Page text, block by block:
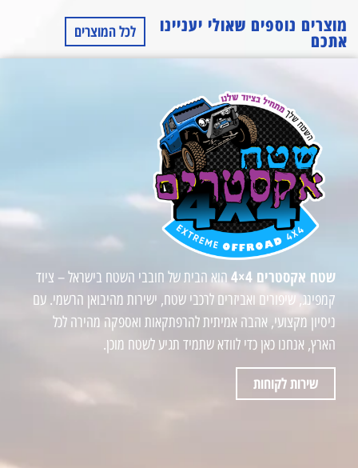
מוצרים נוספים שאולי יעניינו
אתכם לכל המוצרים
שטח אקסטרים 4×4
הוא הבית של חובבי השטח בישראל – ציוד
קמפינג, שיפורים ואביזרים לרכבי שטח, ישירות מהיבואן הרשמי. עם
ניסיון מקצועי, אהבה אמיתית להרפתקאות ואספקה מהירה לכל
הארץ, אנחנו כאן כדי לוודא שתמיד תגיע לשטח מוכן.
שירות לקוחות